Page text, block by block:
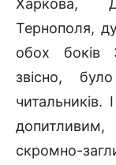
Харкова,
Тернополя,
обох боків
звісно,
скромно-